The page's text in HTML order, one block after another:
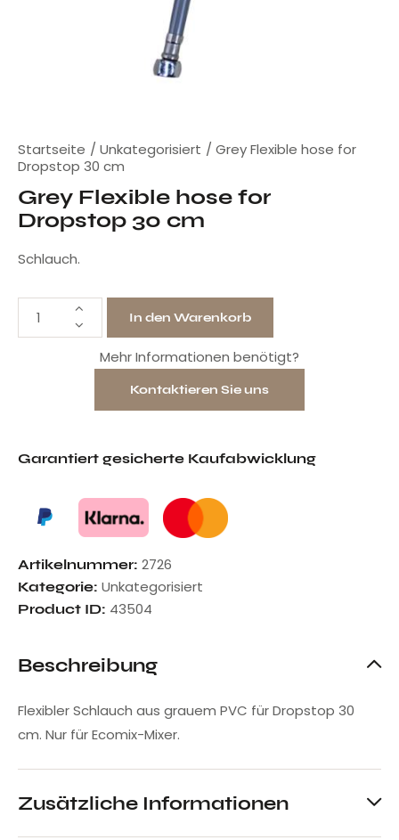
Startseite Unkategorisiert
Grey Flexible hose for
Dropstop 30 cm
Grey Flexible hose for
Dropstop 30 cm
Schlauch.
In den Warenkorb
Mehr Informationen benötigt?
Kontaktieren Sie uns
Garantiert gesicherte Kaufabwicklung
Artikelnummer: 2726
Kategorie: Unkategorisiert
Product ID: 43504
Beschreibung
Flexibler Schlauch aus grauem PVC für Dropstop 30
cm. Nur für Ecomix-Mixer.
Zusätzliche Informationen